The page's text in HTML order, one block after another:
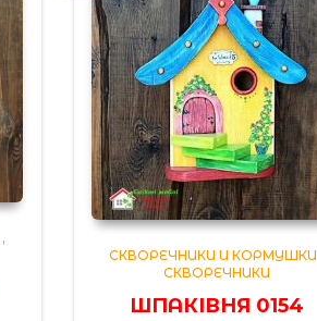
,
СКВОРЕЧНИКИ И КОРМУШКИ
СКВОРЕЧНИКИ
ШПАКІВНЯ 0154